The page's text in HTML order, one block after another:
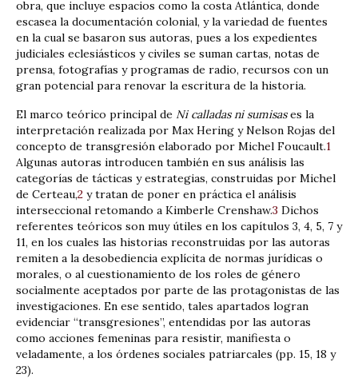
obra, que incluye espacios como la costa Atlántica, donde
escasea la documentación colonial, y la variedad de fuentes
en la cual se basaron sus autoras, pues a los expedientes
judiciales eclesiásticos y civiles se suman cartas, notas de
prensa, fotografías y programas de radio, recursos con un
gran potencial para renovar la escritura de la historia.
El marco teórico principal de Ni calladas ni sumisases la
interpretación realizada por Max Hering y Nelson Rojas del
concepto de transgresión elaborado por Michel Foucault.1
Algunas autoras introducen también en sus análisis las
categorías de tácticas y estrategias, construidas por Michel
de Certeau,2 y tratan de poner en práctica el análisis
interseccional retomando a Kimberle Crenshaw.3 Dichos
referentes teóricos son muy útiles en los capítulos 3, 4, 5, 7 y
11, en los cuales las historias reconstruidas por las autoras
remiten a la desobediencia explícita de normas jurídicas o
morales, o al cuestionamiento de los roles de género
socialmente aceptados por parte de las protagonistas de las
investigaciones. En ese sentido, tales apartados logran
evidenciar “transgresiones”, entendidas por las autoras
como acciones femeninas para resistir, manifiesta o
veladamente, a los órdenes sociales patriarcales (pp. 15, 18 y
23).